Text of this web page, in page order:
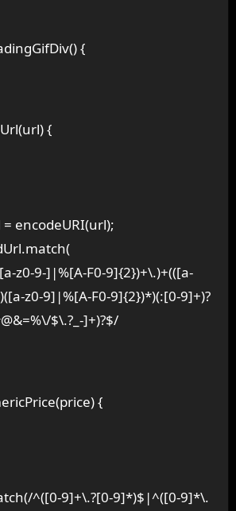
{
{
encodeURI(url);
z0-9-]|%[A-F0-9]{2})+\.)+(([a-
z0-9]|%[A-F0-9]{2})*)(:[0-9]+)?
$\.?_-]+)?$/
{
^([0-9]+\.?[0-9]*)$|^([0-9]*\.